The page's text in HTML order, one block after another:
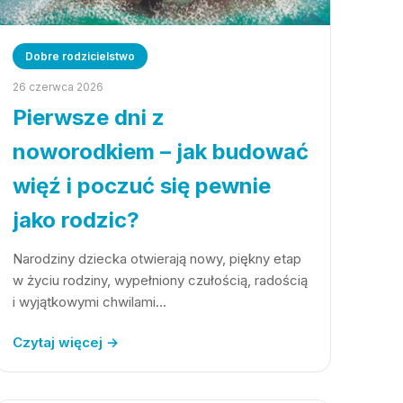
Dobre rodzicielstwo
26 czerwca 2026
Pierwsze dni z
noworodkiem – jak budować
więź i poczuć się pewnie
jako rodzic?
Narodziny dziecka otwierają nowy, piękny etap
w życiu rodziny, wypełniony czułością, radością
i wyjątkowymi chwilami…
Czytaj więcej →